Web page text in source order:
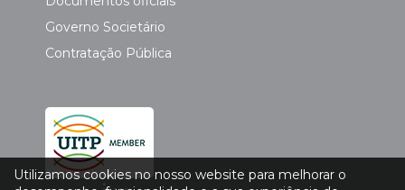
Governo Societário
Contratação Pública
Utilizamos cookies no nosso website para melhorar o